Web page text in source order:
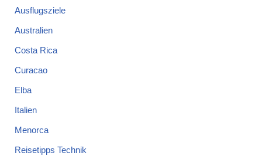
Ausflugsziele
Australien
Costa Rica
Curacao
Elba
Italien
Menorca
Reisetipps Technik